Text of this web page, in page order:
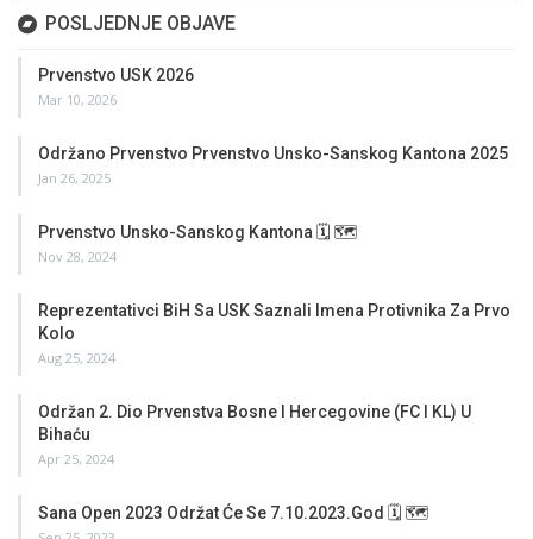
POSLJEDNJE OBJAVE
Prvenstvo USK 2026
Mar 10, 2026
Održano Prvenstvo Prvenstvo Unsko-Sanskog Kantona 2025
Jan 26, 2025
Prvenstvo Unsko-Sanskog Kantona 🗓 🗺
Nov 28, 2024
Reprezentativci BiH Sa USK Saznali Imena Protivnika Za Prvo
Kolo
Aug 25, 2024
Održan 2. Dio Prvenstva Bosne I Hercegovine (FC I KL) U
Bihaću
Apr 25, 2024
Sana Open 2023 Održat Će Se 7.10.2023.god 🗓 🗺